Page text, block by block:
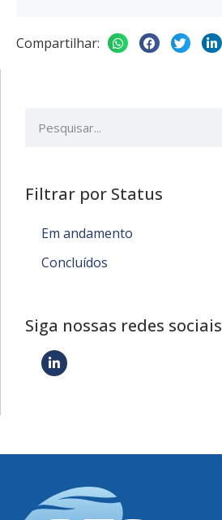
Compartilhar:
Filtrar por Status
Em andamento
Concluídos
Siga nossas redes sociais